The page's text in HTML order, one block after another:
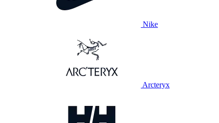
Nike
Arcteryx